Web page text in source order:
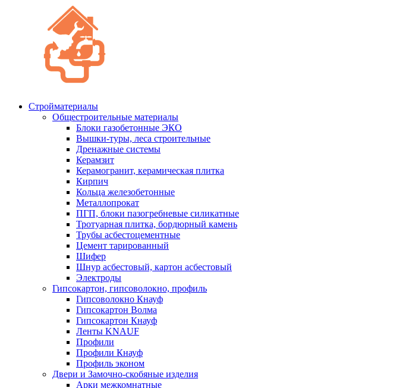
Стройматериалы
Oбщестроительные материалы
Блоки газобетонные ЭКО
Вышки-туры, леса строительные
Дренажные системы
Керамзит
Керамогранит, керамическая плитка
Кирпич
Кольца железобетонные
Металлопрокат
ПГП, блоки пазогребневые силикатные
Тротуарная плитка, бордюрный камень
Трубы асбестоцементные
Цемент тарированный
Шифер
Шнур асбестовый, картон асбестовый
Электроды
Гипсокартон, гипсоволокно, профиль
Гипсоволокно Кнауф
Гипсокартон Волма
Гипсокартон Кнауф
Ленты KNAUF
Профили
Профили Кнауф
Профиль эконом
Двери и Замочно-скобяные изделия
Арки межкомнатные